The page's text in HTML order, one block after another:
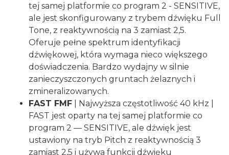
tej samej platformie co program 2 - SENSITIVE,
ale jest skonfigurowany z trybem dźwięku Full
Tone, z reaktywnością na 3 zamiast 2,5.
Oferuje pełne spektrum identyfikacji
dźwiękowej, która wymaga nieco większego
doświadczenia. Bardzo wydajny w silnie
zanieczyszczonych gruntach żelaznych i
zmineralizowanych.
FAST FMF | Najwyższa częstotliwość 40 kHz |
FAST jest oparty na tej samej platformie co
program 2 — SENSITIVE, ale dźwięk jest
ustawiony na tryb Pitch z reaktywnością 3
zamiast 2,5 i używa funkcji dźwięku